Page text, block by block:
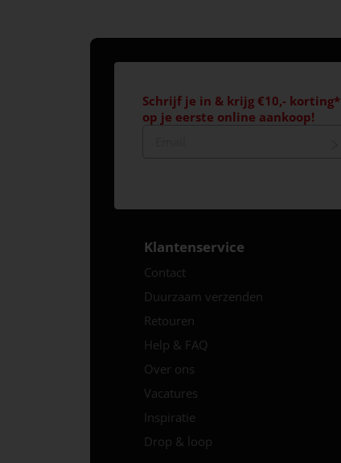
Schrijf je in & krijg €10,- korting*
op je eerste online aankoop!
Klantenservice
Contact
Duurzaam verzenden
Retouren
Help & FAQ
Over ons
Vacatures
Inspiratie
Drop & loop